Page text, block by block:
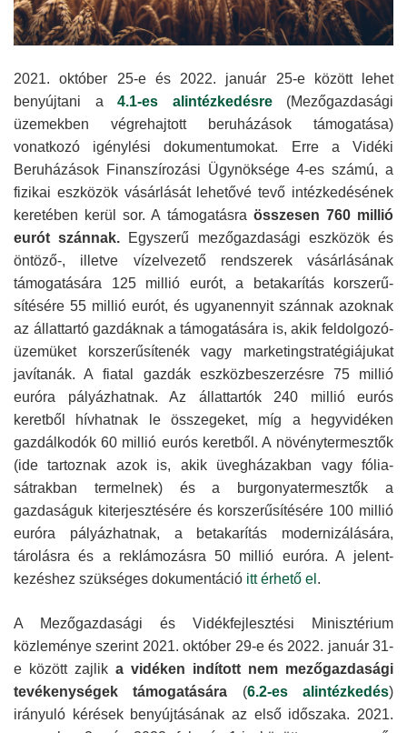
2021. október 25-e és 2022. január 25-e között lehet
benyújtani a 4.1-es alintéz­kedésre(Mező­gazdasági
üzemekben végre­hajtott beruhá­zások támo­gatása)
vonatkozó igénylési dokumen­tumokat. Erre a Vidéki
Beruhá­zások Finanszí­rozási Ügynök­sége 4-es számú, a
fizikai eszközök vásárlását lehetővé tevő intézke­désének
keretében kerül sor. A támogatásra összesen 760 millió
eurót szánnak. Egyszerű mező­gazdasági eszközök és
öntöző-, illetve vízelvezető rendszerek vásárlá­sának
támoga­tására 125 millió eurót, a betakarítás korszerű­
sítésére 55 millió eurót, és ugyan­ennyit szánnak azoknak
az állattartó gazdáknak a támoga­tására is, akik feldolgozó­
üzemüket korszerű­sítenék vagy marketing­stratégiájukat
javítanák. A fiatal gazdák eszköz­beszerzésre 75 millió
euróra pályáz­hatnak. Az állat­tartók 240 millió eurós
keretből hívhatnak le összegeket, míg a hegy­vidéken
gazdálkodók 60 millió eurós keretből. A növény­termesztők
(ide tartoznak azok is, akik üveg­házakban vagy fólia­
sátrakban termelnek) és a burgonya­termesztők a
gazdaságuk kiterjesz­tésére és korszerű­sítésére 100 millió
euróra pályázhatnak, a betakarítás moderni­zálására,
tárolásra és a reklámozásra 50 millió euróra. A jelent­
kezéshez szükséges dokumen­táció itt érhető el .
A Mezőgazdasági és Vidék­fejlesztési Minisz­térium
közleménye szerint 2021. október 29-e és 2022. január 31-
e között zajlik a vidéken indított nem mező­gazdasági
tevékeny­ségek támogatására (6.2-es alintézkedés)
irányuló kérések benyújtá­sának az első időszaka. 2021.